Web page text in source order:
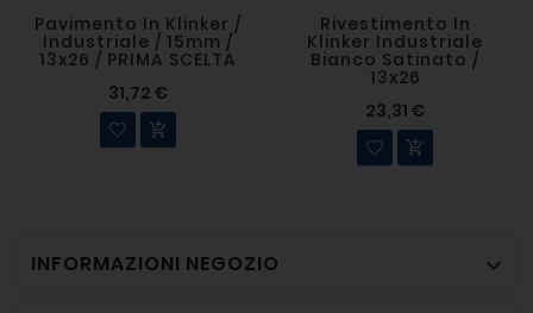
Pavimento In Klinker /
Industriale / 15mm /
13x26 / PRIMA SCELTA
31,72 €

Rivestimento In
Klinker Industriale
Bianco Satinato /
13x26
23,31 €

INFORMAZIONI NEGOZIO 